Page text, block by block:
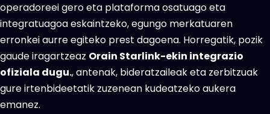
operadoreei gero eta plataforma osatuago eta
integratuagoa eskaintzeko, egungo merkatuaren
erronkei aurre egiteko prest dagoena. Horregatik, pozik
gaude iragartzeaz Orain Starlink-ekin integrazio
ofiziala dugu., antenak, bideratzaileak eta zerbitzuak
gure irtenbideetatik zuzenean kudeatzeko aukera
emanez.